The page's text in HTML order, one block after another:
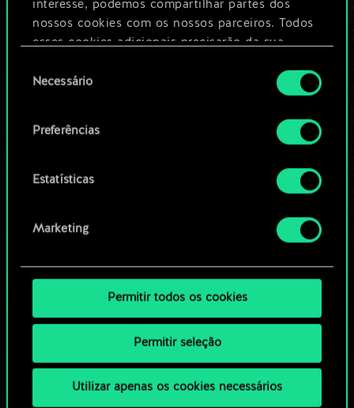
interesse, podemos compartilhar partes dos
nossos cookies com os nossos parceiros. Todos
esses cookies adicionais precisarão da sua
Você encontrará todos os detalhes sobre o uso
de cookies e poderá ajustar as suas preferências
no menu "Configurações" abaixo.
deNecessário
Preferências
Estatísticas
Marketing
Permitir todos os cookies
Permitir seleção
Utilizar apenas os cookies necessários
um guia